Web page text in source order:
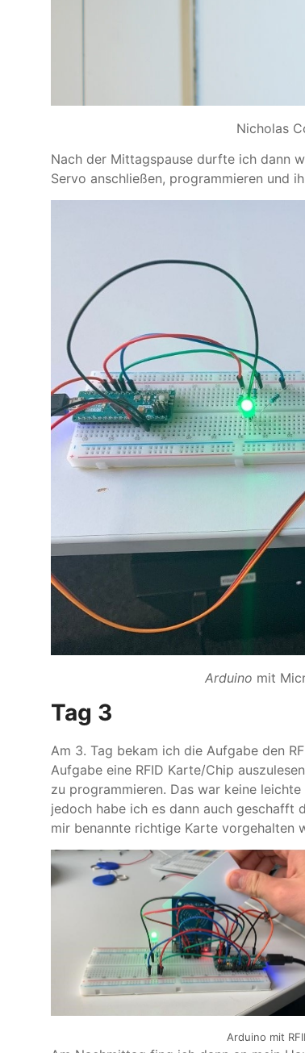
Nicholas
Nach der Mittagspause durfte ich dann
Servo anschließen, programmieren und
Arduino mit
Tag 3
Am 3. Tag bekam ich die Aufgabe den
Aufgabe eine RFID Karte/Chip
zu programmieren. Das war keine
jedoch habe ich es dann auch geschafft
mir benannte richtige Karte vorgehalten
Arduino mit